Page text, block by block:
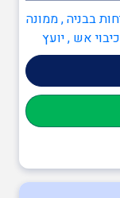
בבניה , ממונה
אש , יועץ
, מנהל עבודה
, מפקחים
קונסטרוקטור